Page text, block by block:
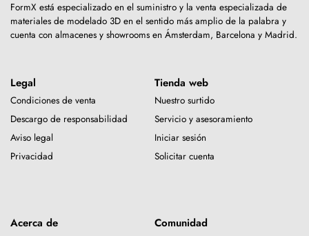
FormX está especializado en el suministro y la venta especializada de
materiales de modelado 3D en el sentido más amplio de la palabra y
cuenta con almacenes y showrooms en Ámsterdam, Barcelona y Madrid.
Legal
Condiciones de venta
Descargo de responsabilidad
Aviso legal
Privacidad
Tienda web
Nuestro surtido
Servicio y asesoramiento
Iniciar sesión
Solicitar cuenta
Acerca de Comunidad